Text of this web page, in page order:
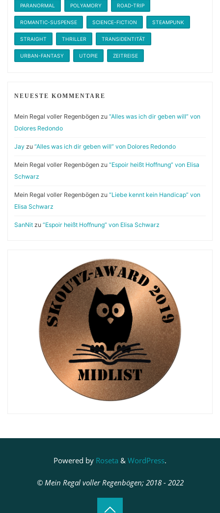
PARANORMAL POLYAMORY ROAD-TRIP
ROMANTIC-SUSPENSE SCIENCE-FICTION STEAMPUNK
STRAIGHT THRILLER TRANSIDENTITÄT
URBAN-FANTASY UTOPIE ZEITREISE
NEUESTE KOMMENTARE
Mein Regal voller Regenbögenzu “Alles was ich dir geben will” von
Dolores Redondo
Jayzu “Alles was ich dir geben will” von Dolores Redondo
Mein Regal voller Regenbögenzu “Espoir heißt Hoffnung” von Elisa
Schwarz
Mein Regal voller Regenbögenzu “Liebe kennt kein Handicap” von
Elisa Schwarz
SanNitzu “Espoir heißt Hoffnung” von Elisa Schwarz
Powered by Roseta & WordPress.
© Mein Regal voller Regenbögen; 2018 - 2022